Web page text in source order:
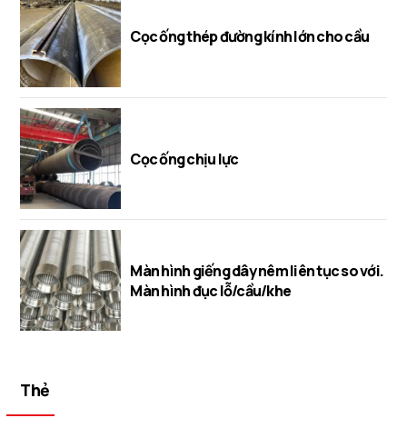
Cọc ống thép đường kính lớn cho cầu
Cọc ống chịu lực
Màn hình giếng dây nêm liên tục so với.
Màn hình đục lỗ/cầu/khe
Thẻ